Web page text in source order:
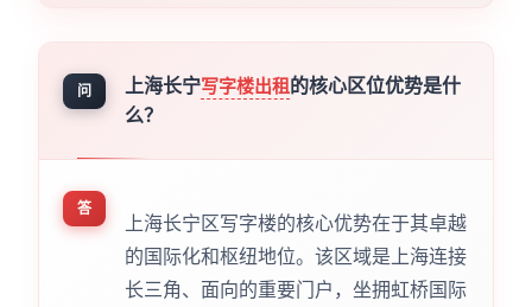
问 上海长宁写字楼出租的核心区位优势是什
么？
答
上海长宁区写字楼的核心优势在于其卓越
的国际化和枢纽地位。该区域是上海连接
长三角、面向的重要门户，坐拥虹桥国际